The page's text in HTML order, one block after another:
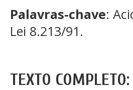
Palavras-chave:
Lei 8.213/91.
TEXTO COMPLETO: